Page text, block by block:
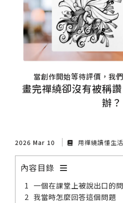
當創作開始等待評價，我
畫完禪繞卻沒有被稱
辦？
2026 Mar 10 用禪繞讀懂生活
內容目錄
一個在課堂上被說出口的
我當時怎麼回答這個問題